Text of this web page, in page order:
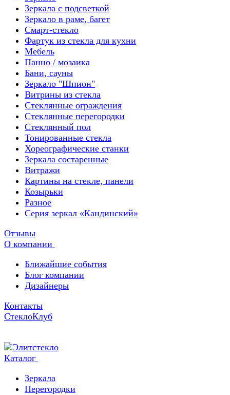
Зеркала с подсветкой
Зеркало в раме, багет
Смарт-стекло
Фартук из стекла для кухни
Мебель
Панно / мозаика
Бани, сауны
Зеркало "Шпион"
Витрины из стекла
Стеклянные ограждения
Стеклянные перегородки
Стеклянный пол
Тонированные стекла
Хореографические станки
Зеркала состаренные
Витражи
Картины на стекле, панели
Козырьки
Разное
Серия зеркал «Кандинский»
Отзывы
О компании
Ближайшие события
Блог компании
Дизайнеры
Контакты
СтеклоКлуб
Каталог
Зеркала
Перегородки